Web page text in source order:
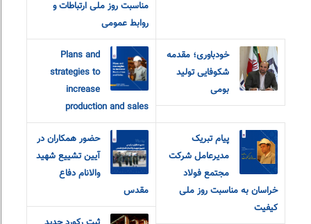
مناسبت روز ملی ارتباطات و
روابط عمومی
خودباوری؛ مقدمه
شکوفایی تولید
بومی
Plans and
strategies to
increase
production and sales
پیام تبریک
مدیرعامل شرکت
مجتمع فولاد
خراسان به مناسبت روز ملی
کیفیت
حضور همکاران در
آیین تشییع شهید
والانام دفاع
مقدس